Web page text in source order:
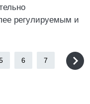
регулируемым и
6 7